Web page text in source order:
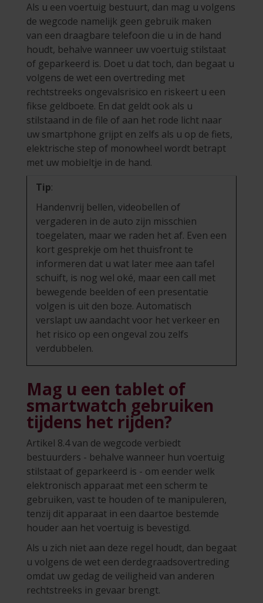
Als u een voertuig bestuurt, dan mag u volgens
de wegcode namelijk geen gebruik maken
van een draagbare telefoon die u in de hand
houdt, behalve wanneer uw voertuig stilstaat
of geparkeerd is. Doet u dat toch, dan begaat u
volgens de wet een overtreding met
rechtstreeks ongevalsrisico en riskeert u een
fikse geldboete. En dat geldt ook als u
stilstaand in de file of aan het rode licht naar
uw smartphone grijpt en zelfs als u op de fiets,
elektrische step of monowheel wordt betrapt
met uw mobieltje in de hand.
Tip:
Handenvrij bellen, videobellen of
vergaderen in de auto zijn misschien
toegelaten, maar we raden het af. Even een
kort gesprekje om het thuisfront te
informeren dat u wat later mee aan tafel
schuift, is nog wel oké, maar een call met
bewegende beelden of een presentatie
volgen is uit den boze. Automatisch
verslapt uw aandacht voor het verkeer en
het risico op een ongeval zou zelfs
verdubbelen.
Mag u een tablet of
smartwatch gebruiken
tijdens het rijden?
Artikel 8.4 van de wegcode verbiedt
bestuurders - behalve wanneer hun voertuig
stilstaat of geparkeerd is - om eender welk
elektronisch apparaat met een scherm te
gebruiken, vast te houden of te manipuleren,
tenzij dit apparaat in een daartoe bestemde
houder aan het voertuig is bevestigd.
Als u zich niet aan deze regel houdt, dan begaat
u volgens de wet een derdegraadsovertreding
omdat uw gedag de veiligheid van anderen
rechtstreeks in gevaar brengt.